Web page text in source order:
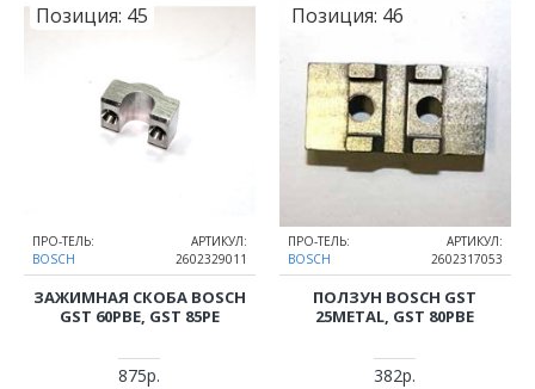
Позиция: 45
ПРО-ТЕЛЬ:
BOSCH
АРТИКУЛ:
2602329011
ЗАЖИМНАЯ СКОБА BOSCH
GST 60PBE, GST 85PE
875р.
Позиция: 46
ПРО-ТЕЛЬ:
BOSCH
АРТИКУЛ:
2602317053
ПОЛЗУН BOSCH GST
25METAL, GST 80PBE
382р.